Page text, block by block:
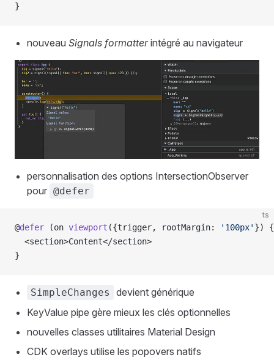
}
nouveau Signals formatterintégré au navigateur
personnalisation des options IntersectionObserver
pour @defer
ts
@defer (on viewport ({trigger, rootMargin: '100px' }) {
  <section>Content</section>
}
SimpleChanges
devient générique
KeyValue pipe gère mieux les clés optionnelles
nouvelles classes utilitaires Material Design
CDK overlays utilise les popovers natifs